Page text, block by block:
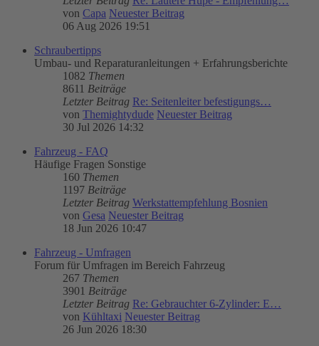
von Capa Neuester Beitrag
06 Aug 2026 19:51
Schraubertipps
Umbau- und Reparaturanleitungen + Erfahrungsberichte
1082 Themen
8611 Beiträge
Letzter Beitrag Re: Seitenleiter befestigungs…
von Themightydude Neuester Beitrag
30 Jul 2026 14:32
Fahrzeug - FAQ
Häufige Fragen Sonstige
160 Themen
1197 Beiträge
Letzter Beitrag Werkstattempfehlung Bosnien
von Gesa Neuester Beitrag
18 Jun 2026 10:47
Fahrzeug - Umfragen
Forum für Umfragen im Bereich Fahrzeug
267 Themen
3901 Beiträge
Letzter Beitrag Re: Gebrauchter 6-Zylinder: E…
von Kühltaxi Neuester Beitrag
26 Jun 2026 18:30